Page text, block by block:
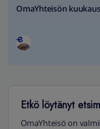
OmaYhteisön
Etkö löytänyt
OmaYhteisö on